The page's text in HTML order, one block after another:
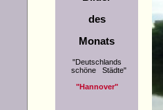
des
Monats
"Deutschlands
schöne Städte"
"Hannover"